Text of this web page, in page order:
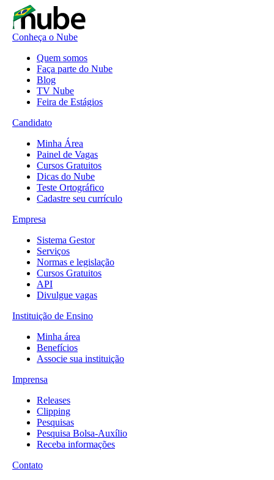
Conheça o Nube
Quem somos
Faça parte do Nube
Blog
TV Nube
Feira de Estágios
Candidato
Minha Área
Painel de Vagas
Cursos Gratuitos
Dicas do Nube
Teste Ortográfico
Cadastre seu currículo
Empresa
Sistema Gestor
Serviços
Normas e legislação
Cursos Gratuitos
API
Divulgue vagas
Instituição de Ensino
Minha área
Benefícios
Associe sua instituição
Imprensa
Releases
Clipping
Pesquisas
Pesquisa Bolsa-Auxílio
Receba informações
Contato